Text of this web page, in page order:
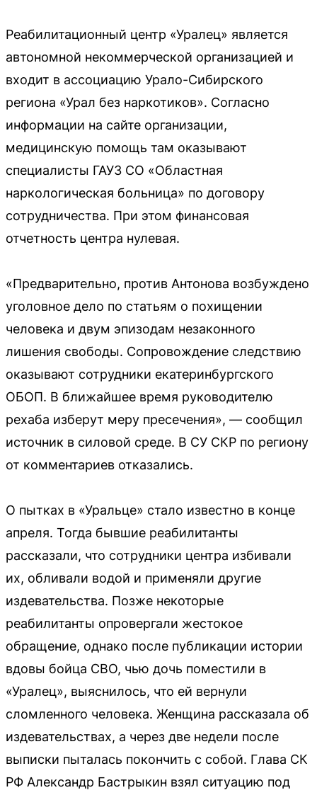
Реабилитационный центр «Уралец» является
автономной некоммерческой организацией и
входит в ассоциацию Урало-Сибирского
региона «Урал без наркотиков». Согласно
информации на сайте организации,
медицинскую помощь там оказывают
специалисты ГАУЗ СО «Областная
наркологическая больница» по договору
сотрудничества. При этом финансовая
отчетность центра нулевая.
«Предварительно, против Антонова возбуждено
уголовное дело по статьям о похищении
человека и двум эпизодам незаконного
лишения свободы. Сопровождение следствию
оказывают сотрудники екатеринбургского
ОБОП. В ближайшее время руководителю
рехаба изберут меру пресечения», — сообщил
источник в силовой среде. В СУ СКР по региону
от комментариев отказались.
О пытках в «Уральце» стало известно в конце
апреля. Тогда бывшие реабилитанты
рассказали, что сотрудники центра избивали
их, обливали водой и применяли другие
издевательства. Позже некоторые
реабилитанты опровергали жестокое
обращение, однако после публикации истории
вдовы бойца СВО, чью дочь поместили в
«Уралец», выяснилось, что ей вернули
сломленного человека. Женщина рассказала об
издевательствах, а через две недели после
выписки пыталась покончить с собой. Глава СК
РФ Александр Бастрыкин взял ситуацию под